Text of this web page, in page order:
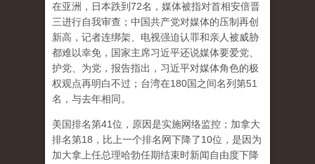
在亚洲，日本跌到72名，媒体被指对首相安倍晋
三进行自我审查；中国共产党对媒体的压制再创
新高，记者连绑架、电视强迫认罪和亲人被威胁
都难以幸免，国家主席习近平还说媒体要爱党、
护党、为党，报告指出，习近平对媒体角色的极
权观点再明白不过；台湾在180国之间名列第51
名，与去年相同。
美国排名第41位，原因是实施网络监控；加拿大
排名第18，比上一个排名网下降了10位，是因为
加大拿上任总理哈勃任期结束时新闻自由度下降